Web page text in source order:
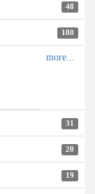
48
180
31
20
19